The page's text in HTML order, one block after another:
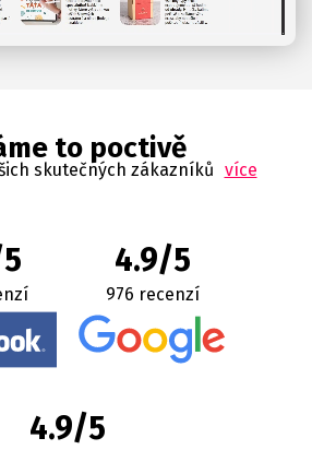
to poctivě
skutečných zákazníků více
4.9/5
976 recenzí
4.9/5